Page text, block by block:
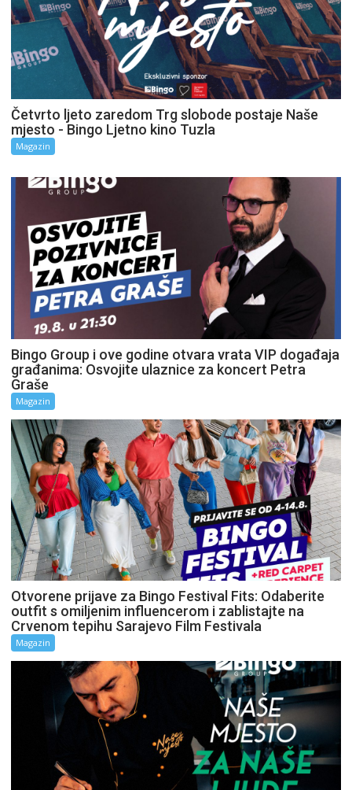
Četvrto ljeto zaredom Trg slobode postaje Naše
mjesto - Bingo Ljetno kino Tuzla
Magazin
Bingo Group i ove godine otvara vrata VIP događaja
građanima: Osvojite ulaznice za koncert Petra
Graše
Magazin
Otvorene prijave za Bingo Festival Fits: Odaberite
outfit s omiljenim influencerom i zablistajte na
Crvenom tepihu Sarajevo Film Festivala
Magazin